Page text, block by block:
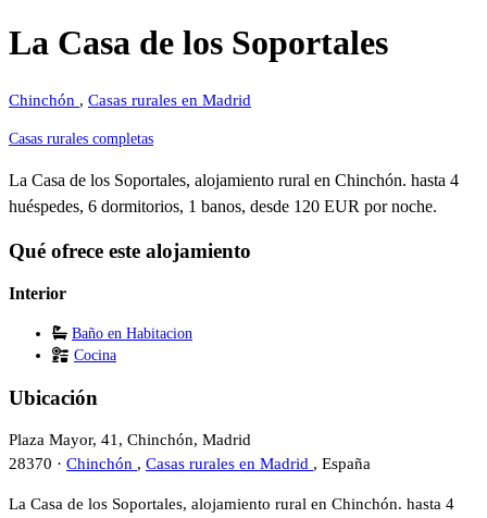
La Casa de los Soportales
Chinchón , Casas rurales en Madrid
Casas rurales completas
La Casa de los Soportales, alojamiento rural en Chinchón. hasta 4
huéspedes, 6 dormitorios, 1 banos, desde 120 EUR por noche.
Qué ofrece este alojamiento
Interior
Baño en Habitacion
Cocina
Ubicación
Plaza Mayor, 41, Chinchón, Madrid
28370 · Chinchón , Casas rurales en Madrid , España
La Casa de los Soportales, alojamiento rural en Chinchón. hasta 4